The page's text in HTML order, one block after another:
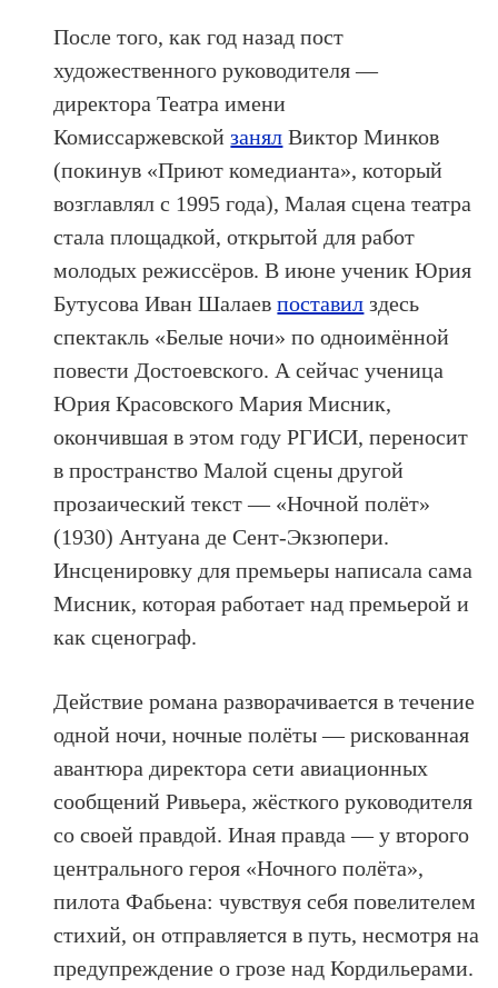
После того, как год назад пост
художественного руководителя —
директора Театра имени
Комиссаржевскойзанял Виктор Минков
(покинув «Приют комедианта», который
возглавлял с 1995 года), Малая сцена театра
стала площадкой, открытой для работ
молодых режиссёров. В июне ученик Юрия
Бутусова Иван Шалаевпоставил здесь
спектакль «Белые ночи» по одноимённой
повести Достоевского. А сейчас ученица
Юрия Красовского Мария Мисник,
окончившая в этом году РГИСИ, переносит
в пространство Малой сцены другой
прозаический текст — «Ночной полёт»
(1930) Антуана де Сент-Экзюпери.
Инсценировку для премьеры написала сама
Мисник, которая работает над премьерой и
как сценограф.
Действие романа разворачивается в течение
одной ночи, ночные полёты — рискованная
авантюра директора сети авиационных
сообщений Ривьера, жёсткого руководителя
со своей правдой. Иная правда — у второго
центрального героя «Ночного полёта»,
пилота Фабьена: чувствуя себя повелителем
стихий, он отправляется в путь, несмотря на
предупреждение о грозе над Кордильерами.